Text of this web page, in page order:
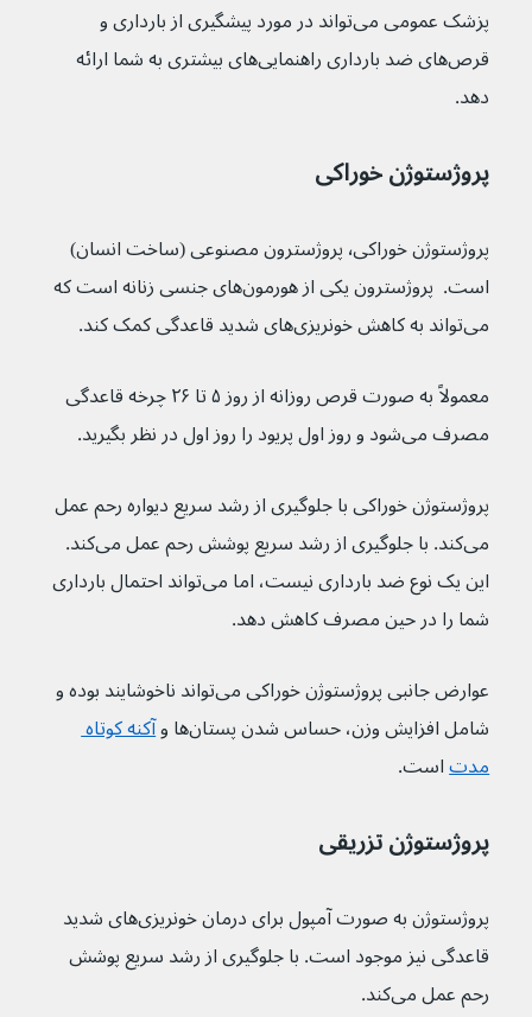
پزشک عمومی می‌تواند در مورد پیشگیری از بارداری و
قرص‌های ضد بارداری راهنمایی‌های بیشتری به شما ارائه
دهد.
پروژستوژن خوراکی
پروژستوژن خوراکی٬ پروژسترون مصنوعی (ساخت انسان)
است.  پروژسترون یکی از هورمون‌های جنسی زنانه است که
می‌تواند به کاهش خونریزی‌های شدید قاعدگی کمک کند.
معمولاً به صورت قرص روزانه از روز ۵ تا ۲۶ چرخه قاعدگی
مصرف می‌شود و روز اول پریود را روز اول در نظر بگیرید.
پروژستوژن خوراکی با جلوگیری از رشد سریع دیواره رحم عمل
می‌کند. با جلوگیری از رشد سریع پوشش رحم عمل می‌کند.
این یک نوع ضد بارداری نیست، اما می‌تواند احتمال بارداری
شما را در حین مصرف کاهش دهد.
عوارض جانبی پروژستوژن خوراکی می‌تواند ناخوشایند بوده و
شامل افزایش وزن، حساس شدن پستان‌ها و
آکنه کوتاه
مدت است.
پروژستوژن تزریقی
پروژستوژن به صورت آمپول برای درمان خونریزی‌های شدید
قاعدگی نیز موجود است. با جلوگیری از رشد سریع پوشش
رحم عمل می‌کند.